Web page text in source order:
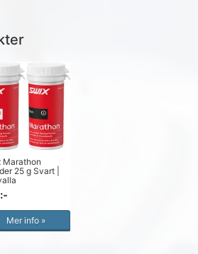
Marathon
25 g Svart |
Mer info »